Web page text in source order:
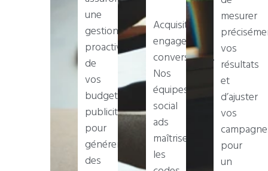
une
gestion
proactive
de
vos
budgets
publicitaires
pour
générer
des
Acquisition,
engagement,
conversions…
Nos
équipes
social
ads
maîtrisent
les
mesurer
vos
résultats
et
d’ajuster
vos
pour
un